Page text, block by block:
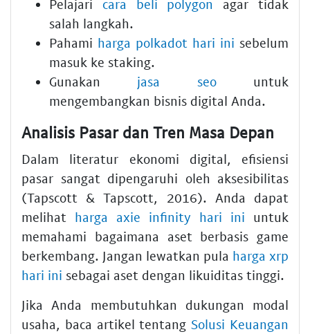
Pelajari cara beli polygon
agar tidak
salah langkah.
Pahami harga polkadot hari ini sebelum
masuk ke staking.
Gunakan jasa seountuk
mengembangkan bisnis digital Anda.
Analisis Pasar dan Tren Masa Depan
Dalam literatur ekonomi digital, efisiensi
pasar sangat dipengaruhi oleh aksesibilitas
(Tapscott & Tapscott, 2016). Anda dapat
melihat harga axie infinity hari ini untuk
memahami bagaimana aset berbasis game
berkembang. Jangan lewatkan pula harga xrp
hari ini sebagai aset dengan likuiditas tinggi.
Jika Anda membutuhkan dukungan modal
usaha, baca artikel tentangSolusi Keuangan